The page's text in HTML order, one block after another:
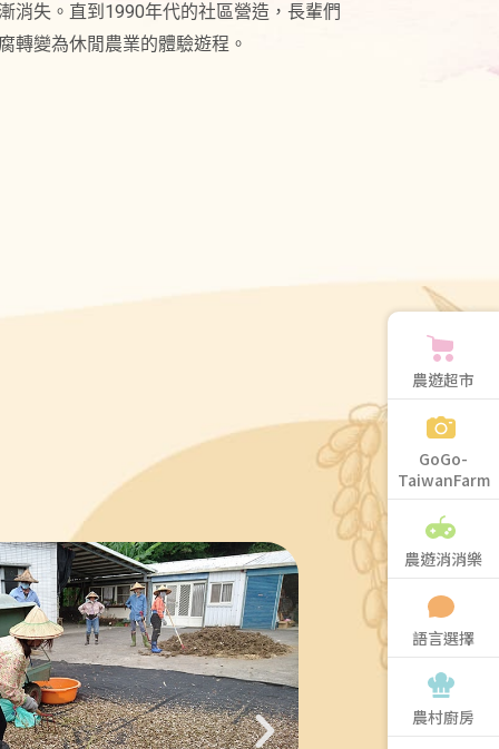
消失。直到1990年代的社區營造，長輩們
轉變為休閒農業的體驗遊程。
農遊超市
GoGo-
TaiwanFarm
農遊消消樂
語言選擇
農村廚房